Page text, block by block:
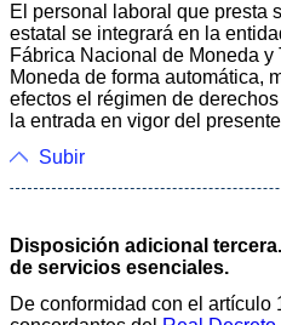
El personal laboral que presta
estatal se integrará en la
Fábrica Nacional de Moneda
Moneda de forma automática,
efectos el régimen de
la entrada en vigor del
Subir
Disposición adicional
de servicios esenciales.
De conformidad con el artículo